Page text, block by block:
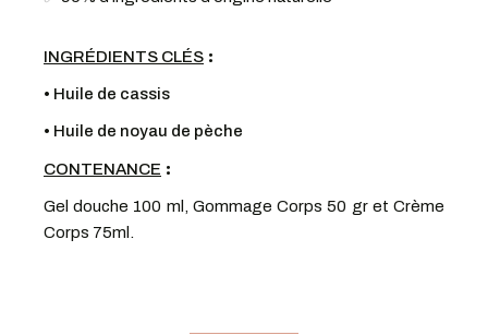
INGRÉDIENTS CLÉS :
• Huile de cassis
• Huile de noyau de pèche
CONTENANCE :
Gel douche 100 ml, Gommage Corps 50 gr et Crème
Corps 75ml.